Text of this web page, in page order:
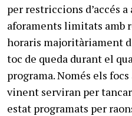
per restriccions d’accés
aforaments limitats amb
horaris majoritàriament
toc de queda durant el
programa. Només els
vinent serviran per
estat programats per